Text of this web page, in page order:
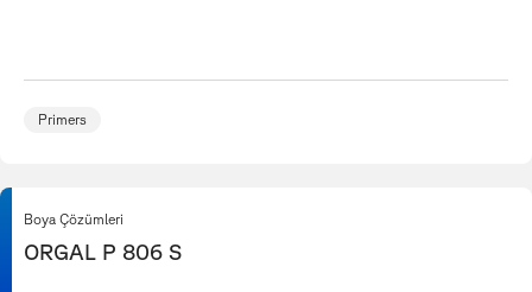
Primers
Boya Çözümleri
ORGAL P 806 S